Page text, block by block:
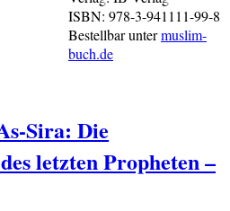
ISBN: 978-3-941111-99-8
Bestellbar untermuslim-
buch.de
Sira: Die
letzten Propheten –